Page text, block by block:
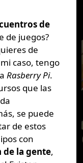
de
de juegos?
de
caso, tengo
Rasberry Pi.
que las
se puede
de estos
con
de la gente,